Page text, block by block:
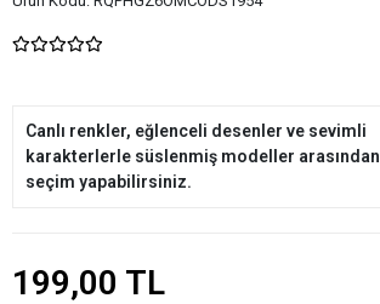
Canlı renkler, eğlenceli desenler ve sevimli
karakterlerle süslenmiş modeller arasından
seçim yapabilirsiniz.
199,00 TL